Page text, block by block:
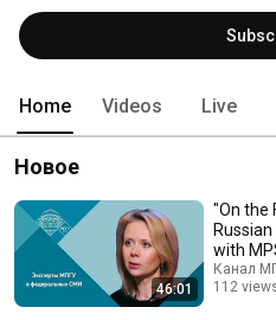
Home Videos Live
Новое
46:01
"On the
with
Канал
112